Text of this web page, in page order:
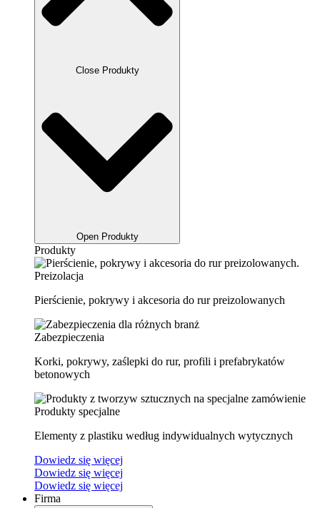
Close Produkty
Open Produkty
Produkty
Preizolacja
Pierścienie, pokrywy i akcesoria do rur preizolowanych
Zabezpieczenia
Korki, pokrywy, zaślepki do rur, profili i prefabrykatów
betonowych
Produkty specjalne
Elementy z plastiku według indywidualnych wytycznych
Dowiedz się więcej
Dowiedz się więcej
Dowiedz się więcej
Firma